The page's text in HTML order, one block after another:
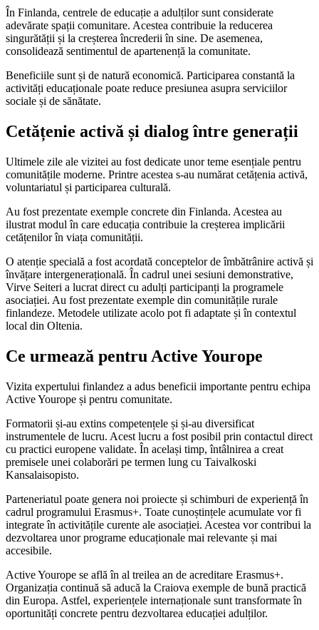
În Finlanda, centrele de educație a adulților sunt considerate
adevărate spații comunitare. Acestea contribuie la reducerea
singurătății și la creșterea încrederii în sine. De asemenea,
consolidează sentimentul de apartenență la comunitate.
Beneficiile sunt și de natură economică. Participarea constantă la
activități educaționale poate reduce presiunea asupra serviciilor
sociale și de sănătate.
Cetățenie activă și dialog între generații
Ultimele zile ale vizitei au fost dedicate unor teme esențiale pentru
comunitățile moderne. Printre acestea s-au numărat cetățenia activă,
voluntariatul și participarea culturală.
Au fost prezentate exemple concrete din Finlanda. Acestea au
ilustrat modul în care educația contribuie la creșterea implicării
cetățenilor în viața comunității.
O atenție specială a fost acordată conceptelor de îmbătrânire activă și
învățare intergenerațională. În cadrul unei sesiuni demonstrative,
Virve Seiteri a lucrat direct cu adulți participanți la programele
asociației. Au fost prezentate exemple din comunitățile rurale
finlandeze. Metodele utilizate acolo pot fi adaptate și în contextul
local din Oltenia.
Ce urmează pentru Active Yourope
Vizita expertului finlandez a adus beneficii importante pentru echipa
Active Yourope și pentru comunitate.
Formatorii și-au extins competențele și și-au diversificat
instrumentele de lucru. Acest lucru a fost posibil prin contactul direct
cu practici europene validate. În același timp, întâlnirea a creat
premisele unei colaborări pe termen lung cu Taivalkoski
Kansalaisopisto.
Parteneriatul poate genera noi proiecte și schimburi de experiență în
cadrul programului Erasmus+. Toate cunoștințele acumulate vor fi
integrate în activitățile curente ale asociației. Acestea vor contribui la
dezvoltarea unor programe educaționale mai relevante și mai
accesibile.
Active Yourope se află în al treilea an de acreditare Erasmus+.
Organizația continuă să aducă la Craiova exemple de bună practică
din Europa. Astfel, experiențele internaționale sunt transformate în
oportunități concrete pentru dezvoltarea educației adulților.